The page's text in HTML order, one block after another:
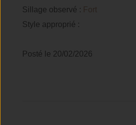
Sillage observé : Fort
Style approprié :
Posté le 20/02/2026